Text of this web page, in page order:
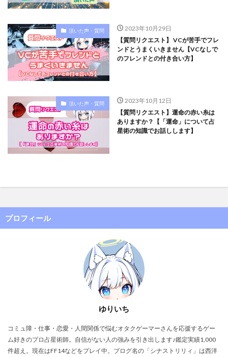
頂いた声・質問
2023年10月29日
【質問リクエスト】 VCが苦手でフレ
ンドとうまくいきません【VCなしで
のフレンドとの付き合い方】
頂いた声・質問
2023年10月12日
【質問リクエスト】運命の赤い糸は
ありますか？【「運命」について占
星術の知識でお話しします】
プロフィール
ゆりいち
コミュ障・仕事・恋愛・人間関係で悩むオタクゲーマーさんを応援するゲー
ム好きのプロ占星術師。自信がない人の強みを引き出します♪鑑定実績1,000
件超え。現在はFF14などをプレイ中。ブログ名の「シナストリリィ」は西洋